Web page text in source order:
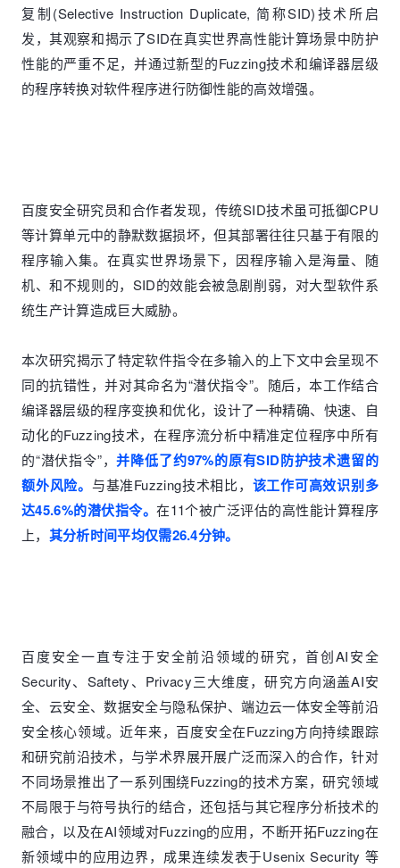
复制(Selective Instruction Duplicate, 简称SID)技术所启
发，其观察和揭示了SID在真实世界高性能计算场景中防护
性能的严重不足，并通过新型的Fuzzing技术和编译器层级
的程序转换对软件程序进行防御性能的高效增强。
百度安全研究员和合作者发现，传统SID技术虽可抵御CPU
等计算单元中的静默数据损坏，但其部署往往只基于有限的
程序输入集。在真实世界场景下，因程序输入是海量、随
机、和不规则的，SID的效能会被急剧削弱，对大型软件系
统生产计算造成巨大威胁。
本次研究揭示了特定软件指令在多输入的上下文中会呈现不
同的抗错性，并对其命名为“潜伏指令”。随后，本工作结合
编译器层级的程序变换和优化，设计了一种精确、快速、自
动化的Fuzzing技术，在程序流分析中精准定位程序中所有
的“潜伏指令”，并降低了约97%的原有SID防护技术遗留的
额外风险。 与基准Fuzzing技术相比， 该工作可高效识别多
达45.6%的潜伏指令。在11个被广泛评估的高性能计算程序
上， 其分析时间平均仅需26.4分钟。
百度安全一直专注于安全前沿领域的研究，首创AI安全
Security、Saftety、Privacy三大维度，研究方向涵盖AI安
全、云安全、数据安全与隐私保护、端边云一体安全等前沿
安全核心领域。近年来，百度安全在Fuzzing方向持续跟踪
和研究前沿技术，与学术界展开展广泛而深入的合作，针对
不同场景推出了一系列围绕Fuzzing的技术方案，研究领域
不局限于与符号执行的结合，还包括与其它程序分析技术的
融合，以及在AI领域对Fuzzing的应用，不断开拓Fuzzing在
新领域中的应用边界，成果连续发表于Usenix Security 等